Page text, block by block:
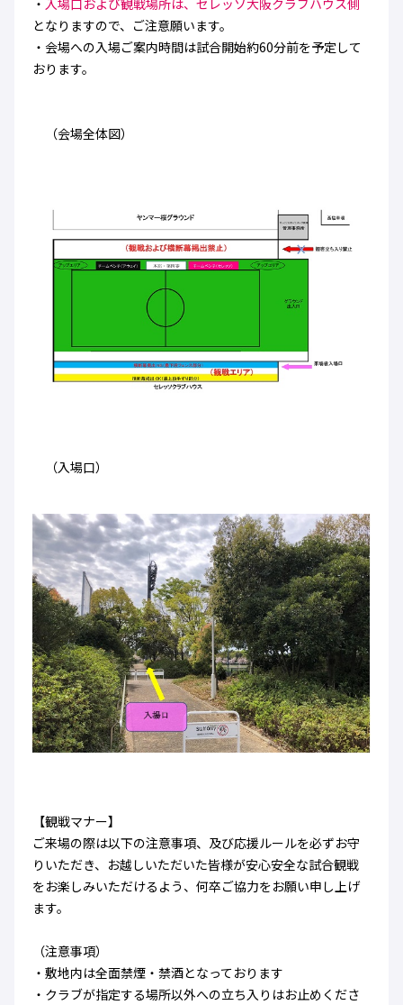
・ 入場口および観戦場所は、セレッソ大阪クラブハウス側
となりますので、ご注意願います。
・会場への入場ご案内時間は試合開始約60分前を予定して
おります。
（会場全体図）
（入場口）
【観戦マナー】
ご来場の際は以下の注意事項、及び応援ルールを必ずお守
りいただき、お越しいただいた皆様が安心安全な試合観戦
をお楽しみいただけるよう、何卒ご協力をお願い申し上げ
ます。
（注意事項）
・敷地内は全面禁煙・禁酒となっております
・クラブが指定する場所以外への立ち入りはお止めくださ